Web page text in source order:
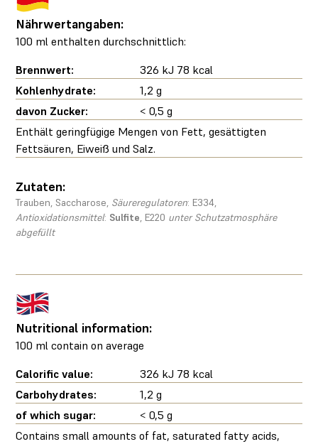
Nährwertangaben:
100 ml enthalten durchschnittlich:
Brennwert:
326 kJ 78 kcal
Kohlenhydrate:
1,2 g
davon Zucker:
< 0,5 g
Enthält geringfügige Mengen von Fett, gesättigten
Fettsäuren, Eiweiß und Salz.
Zutaten:
Trauben, Saccharose, Säureregulatoren: E334,
Antioxidationsmittel: Sulfite, E220 unter Schutzatmosphäre
abgefüllt
Nutritional information:
100 ml contain on average
Calorific value:
326 kJ 78 kcal
Carbohydrates:
1,2 g
of which sugar:
< 0,5 g
Contains small amounts of fat, saturated fatty acids,